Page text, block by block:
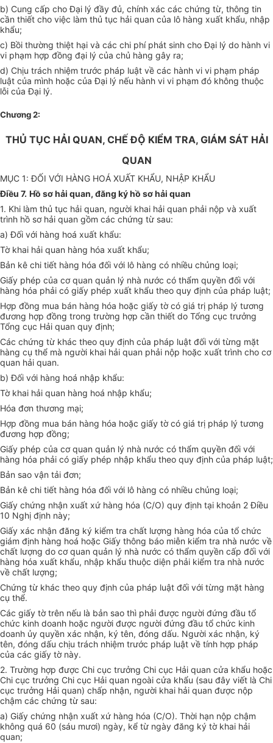
b) Cung cấp cho Đại lý đầy đủ, chính xác các chứng từ, thông tin
cần thiết cho việc làm thủ tục hải quan của lô hàng xuất khẩu, nhập
khẩu;
c) Bồi thường thiệt hại và các chi phí phát sinh cho Đại lý do hành vi
vi phạm hợp đồng đại lý của chủ hàng gây ra;
d) Chịu trách nhiệm trước pháp luật về các hành vi vi phạm pháp
luật của mình hoặc của Đại lý nếu hành vi vi phạm đó không thuộc
lỗi của Đại lý.
Chương 2:
THỦ TỤC HẢI QUAN, CHẾ ĐỘ KIỂM TRA, GIÁM SÁT HẢI
QUAN
MỤC 1: ĐỐI VỚI HÀNG HOÁ XUẤT KHẨU, NHẬP KHẨU
Điều 7. Hồ sơ hải quan, đăng ký hồ sơ hải quan
1. Khi làm thủ tục hải quan, người khai hải quan phải nộp và xuất
trình hồ sơ hải quan gồm các chứng từ sau:
a) Đối với hàng hoá xuất khẩu:
Tờ khai hải quan hàng hóa xuất khẩu;
Bản kê chi tiết hàng hóa đối với lô hàng có nhiều chủng loại;
Giấy phép của cơ quan quản lý nhà nước có thẩm quyền đối với
hàng hóa phải có giấy phép xuất khẩu theo quy định của pháp luật;
Hợp đồng mua bán hàng hóa hoặc giấy tờ có giá trị pháp lý tương
đương hợp đồng trong trường hợp cần thiết do Tổng cục trưởng
Tổng cục Hải quan quy định;
Các chứng từ khác theo quy định của pháp luật đối với từng mặt
hàng cụ thể mà người khai hải quan phải nộp hoặc xuất trình cho cơ
quan hải quan.
b) Đối với hàng hoá nhập khẩu:
Tờ khai hải quan hàng hoá nhập khẩu;
Hóa đơn thương mại;
Hợp đồng mua bán hàng hóa hoặc giấy tờ có giá trị pháp lý tương
đương hợp đồng;
Giấy phép của cơ quan quản lý nhà nước có thẩm quyền đối với
hàng hóa phải có giấy phép nhập khẩu theo quy định của pháp luật;
Bản sao vận tải đơn;
Bản kê chi tiết hàng hóa đối với lô hàng có nhiều chủng loại;
Giấy chứng nhận xuất xứ hàng hóa (C/O) quy định tại khoản 2 Điều
10 Nghị định này;
Giấy xác nhận đăng ký kiểm tra chất lượng hàng hóa của tổ chức
giám định hàng hoá hoặc Giấy thông báo miễn kiểm tra nhà nước về
chất lượng do cơ quan quản lý nhà nước có thẩm quyền cấp đối với
hàng hóa xuất khẩu, nhập khẩu thuộc diện phải kiểm tra nhà nước
về chất lượng;
Chứng từ khác theo quy định của pháp luật đối với từng mặt hàng
cụ thể.
Các giấy tờ trên nếu là bản sao thì phải được người đứng đầu tổ
chức kinh doanh hoặc người được người đứng đầu tổ chức kinh
doanh ủy quyền xác nhận, ký tên, đóng dấu. Người xác nhận, ký
tên, đóng dấu chịu trách nhiệm trước pháp luật về tính hợp pháp
của các giấy tờ này.
2. Trường hợp được Chi cục trưởng Chi cục Hải quan cửa khẩu hoặc
Chi cục trưởng Chi cục Hải quan ngoài cửa khẩu (sau đây viết là Chi
cục trưởng Hải quan) chấp nhận, người khai hải quan được nộp
chậm các chứng từ sau:
a) Giấy chứng nhận xuất xứ hàng hóa (C/O). Thời hạn nộp chậm
không quá 60 (sáu mươi) ngày, kể từ ngày đăng ký tờ khai hải
quan;